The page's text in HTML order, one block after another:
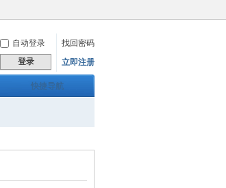
自动登录
找回密码
登录 立即注册
快捷导航